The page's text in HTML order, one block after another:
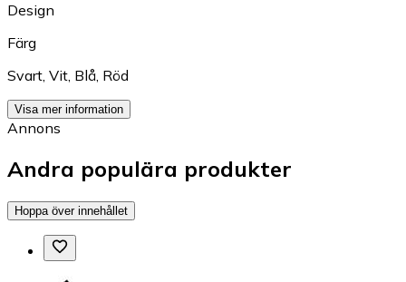
Design
Färg
Svart, Vit, Blå, Röd
Visa mer information
Annons
Andra populära produkter
Hoppa över innehållet